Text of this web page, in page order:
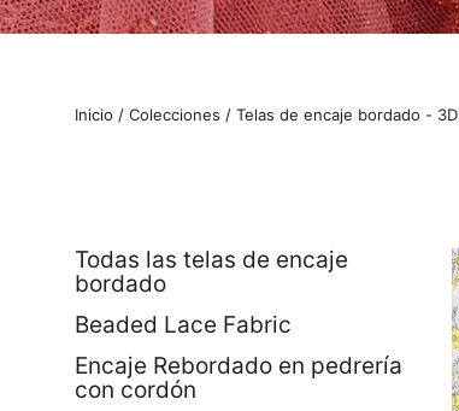
Inicio / Colecciones / Telas de encaje bordado - 3D
Todas las telas de encaje
bordado
Beaded Lace Fabric
Encaje Rebordado en pedrería
con cordón